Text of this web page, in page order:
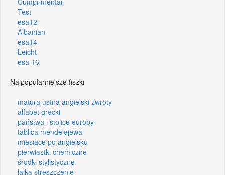
Test
esa12
Albanian
esa14
Leicht
esa 16
Najpopularniejsze fiszki
matura ustna angielski zwroty
alfabet grecki
państwa i stolice europy
tablica mendelejewa
miesiące po angielsku
pierwiastki chemiczne
środki stylistyczne
lalka streszczenie